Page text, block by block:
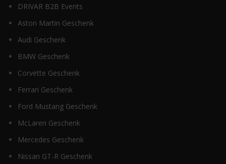
DRIVAR B2B Events
Aston Martin Geschenk
Audi Geschenk
BMW Geschenk
Corvette Geschenk
Ferrari Geschenk
Ford Mustang Geschenk
McLaren Geschenk
Mercedes Geschenk
Nissan GT-R Geschenk